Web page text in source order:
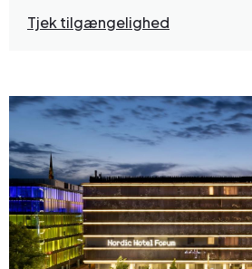
Tjek tilgængelighed